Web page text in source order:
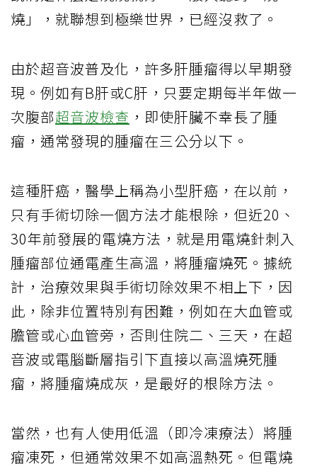
燒」，就聯想到極樂世界，已經沒救了。
由於超音波普及化，許多肝腫瘤得以早期發
現。例如有B肝或C肝，只要定期每半年做一
次腹部超音波檢查 ，即使肝臟不幸長了腫
瘤，通常發現的腫瘤在三公分以下。
這種肝癌，醫學上稱為小型肝癌，在以前，
只有手術切除一個方法才能根除，但近20、
30年前發展的電燒方法，就是用電燒針刺入
腫瘤部位通電產生高溫，將腫瘤燒死。據統
計，治療效果與手術切除效果不相上下，因
此，除非位置特別有困難，例如在大血管或
膽管或心血管旁，否則住院二、三天，在超
音波或電腦斷層指引下直接以高溫燒死腫
瘤，將腫瘤燒成灰，是最好的根除方法。
當然，也有人使用低溫（即冷凍療法）將腫
瘤凍死，但通常效果不如高溫熱死。但電燒